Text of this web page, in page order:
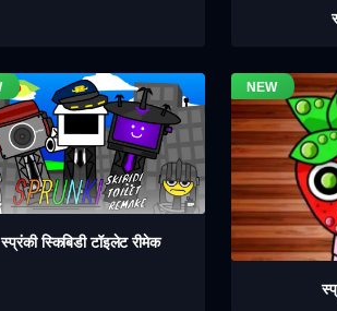
स्प्रंकी स्किबिडी टॉइलेट रीमेक